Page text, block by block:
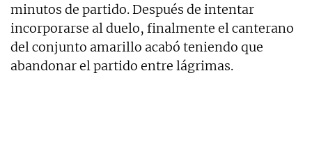
minutos de partido. Después de intentar
incorporarse al duelo, finalmente el canterano
del conjunto amarillo acabó teniendo que
abandonar el partido entre lágrimas.